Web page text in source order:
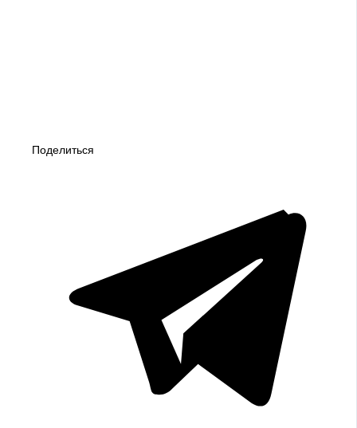
Поделиться